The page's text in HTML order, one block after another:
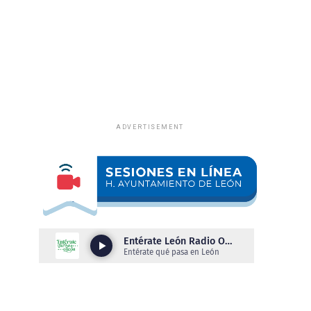
ADVERTISEMENT